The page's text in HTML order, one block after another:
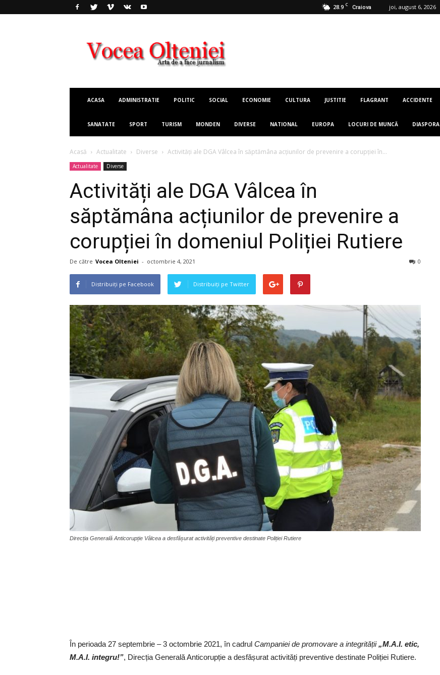
28.9 C Craiova joi, august 6, 2026
Olteniei
ACASA ADMINISTRATIE POLITIC SOCIAL ECONOMIE CULTURA JUSTITIE FLAGRANT ACCIDENTE
SANATATE SPORT TURISM MONDEN DIVERSE NATIONAL EUROPA LOCURI DE MUNCĂ DIASPORA
Acasă Actualitate Diverse Activități ale DGA Vâlcea în săptămâna acțiunilor de prevenire a corupției în...
Actualitate Diverse
Activități ale DGA Vâlcea în
săptămâna acțiunilor de prevenire a
corupției în domeniul Poliției Rutiere
De către Vocea Olteniei - octombrie 4, 2021 0
Distribuiți pe Facebook Distribuiți pe Twitter
Direcția Generală Anticorupție Vâlcea a desfășurat activități preventive destinate Poliției Rutiere
În perioada 27 septembrie – 3 octombrie 2021, în cadrul Campaniei de promovare a integrității„M.A.I. etic,
M.A.I. integru!”, Direcția Generală Anticorupție a desfășurat activități preventive destinate Poliției Rutiere.